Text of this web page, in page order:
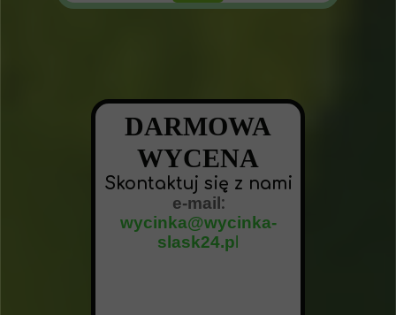
DARMOWA
WYCENA
Skontaktuj się z nami
e-mail :
wycinka@wycinka-
slask24.p